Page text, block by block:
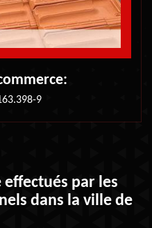
9
effectués par les
dans la ville de